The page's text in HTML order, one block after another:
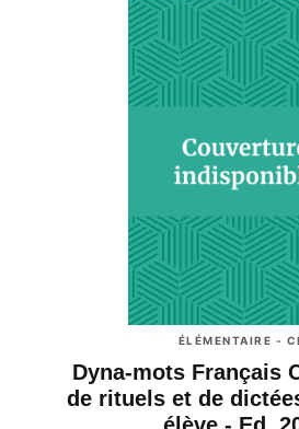
ÉLÉMENTAIRE -
Dyna-mots Français
de rituels et de